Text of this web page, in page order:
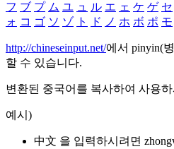
フ ブ プ ム ユ ュ ル エ ェ ケ ゲ セ
ォ コ ゴ ソ ゾ ト ド ノ ホ ボ ポ モ
http://chineseinput.net/에서 pinyin(
할 수 있습니다.
변환된 중국어를 복사하여 사용
예시)
中文 을 입력하시려면